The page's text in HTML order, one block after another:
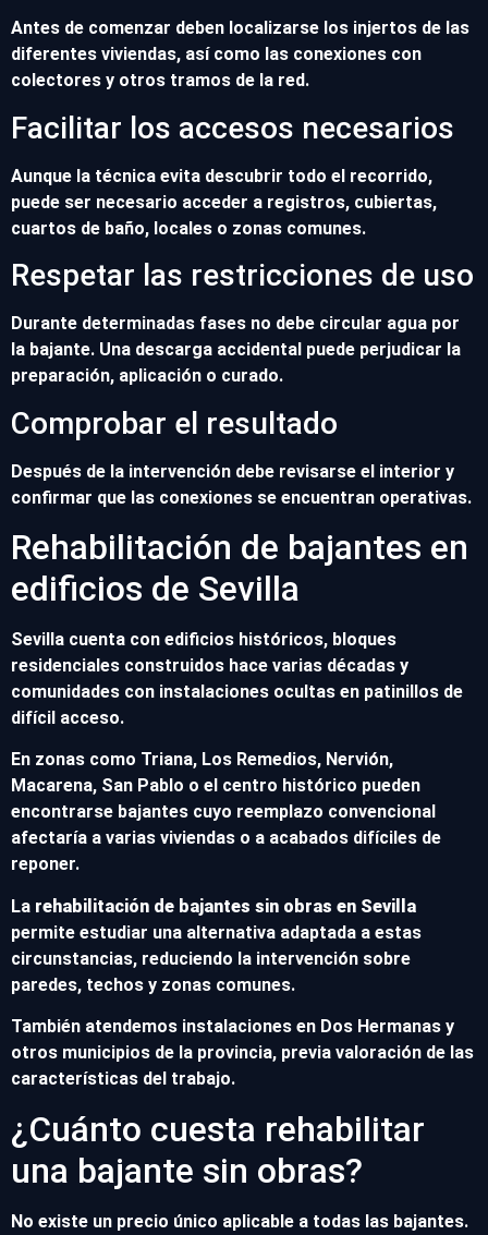
Antes de comenzar deben localizarse los injertos de las
diferentes viviendas, así como las conexiones con
colectores y otros tramos de la red.
Facilitar los accesos necesarios
Aunque la técnica evita descubrir todo el recorrido,
puede ser necesario acceder a registros, cubiertas,
cuartos de baño, locales o zonas comunes.
Respetar las restricciones de uso
Durante determinadas fases no debe circular agua por
la bajante. Una descarga accidental puede perjudicar la
preparación, aplicación o curado.
Comprobar el resultado
Después de la intervención debe revisarse el interior y
confirmar que las conexiones se encuentran operativas.
Rehabilitación de bajantes en
edificios de Sevilla
Sevilla cuenta con edificios históricos, bloques
residenciales construidos hace varias décadas y
comunidades con instalaciones ocultas en patinillos de
difícil acceso.
En zonas como Triana, Los Remedios, Nervión,
Macarena, San Pablo o el centro histórico pueden
encontrarse bajantes cuyo reemplazo convencional
afectaría a varias viviendas o a acabados difíciles de
reponer.
La rehabilitación de bajantes sin obras en Sevilla
permite estudiar una alternativa adaptada a estas
circunstancias, reduciendo la intervención sobre
paredes, techos y zonas comunes.
También atendemos instalaciones en Dos Hermanas y
otros municipios de la provincia, previa valoración de las
características del trabajo.
¿Cuánto cuesta rehabilitar
una bajante sin obras?
No existe un precio único aplicable a todas las bajantes.